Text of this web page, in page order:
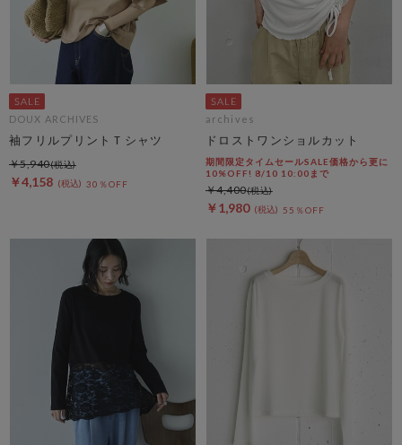
DOUX ARCHIVES
袖フリルプリントＴシャツ
￥4,158 30％OFF
￥5,940
archives
ドロストワンショルカット
期間限定タイムセールSALE価格から更に
10%OFF! 8/10 10:00まで
￥1,980 55％OFF
￥4,400